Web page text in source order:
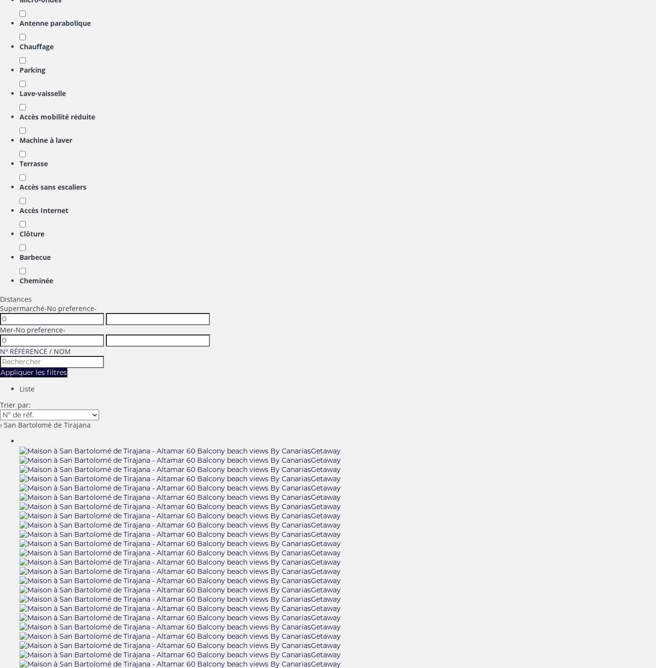
Antenne parabolique
Chauffage
Parking
Lave-vaisselle
Accès mobilité réduite
Machine à laver
Terrasse
Accès sans escaliers
Accès Internet
Clôture
Barbecue
Cheminée
Distances
Supermarché-No preference-
Mer-No preference-
Nº RÉFÉRENCE / NOM
Appliquer les filtres
Liste
Trier par:
› San Bartolomé de Tirajana